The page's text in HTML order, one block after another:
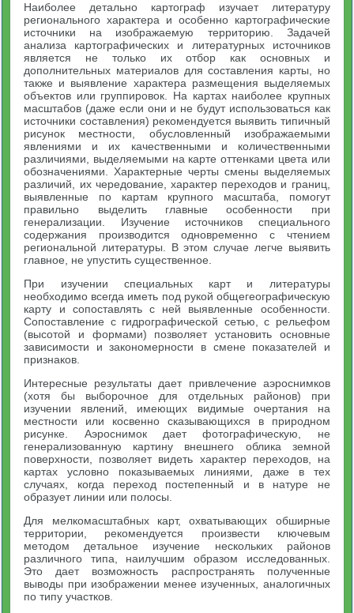
Наиболее детально картограф изучает литературу
регионального характера и особенно картографические
источники на изображаемую территорию. Задачей
анализа картографических и литературных источников
является не только их отбор как основных и
дополнительных материалов для составления карты, но
также и выявление характера размещения выделяемых
объектов или группировок. На картах наиболее крупных
масштабов (даже если они и не будут использоваться как
источники составления) рекомендуется выявить типичный
рисунок местности, обусловленный изображаемыми
явлениями и их качественными и количественными
различиями, выделяемыми на карте оттенками цвета или
обозначениями. Характерные черты смены выделяемых
различий, их чередование, характер переходов и границ,
выявленные по картам крупного масштаба, помогут
правильно выделить главные особенности при
генерализации. Изучение источников специального
содержания производится одновременно с чтением
региональной литературы. В этом случае легче выявить
главное, не упустить существенное.
При изучении специальных карт и литературы
необходимо всегда иметь под рукой общегеографическую
карту и сопоставлять с ней выявленные особенности.
Сопоставление с гидрографической сетью, с рельефом
(высотой и формами) позволяет установить основные
зависимости и закономерности в смене показателей и
признаков.
Интересные результаты дает привлечение аэроснимков
(хотя бы выборочное для отдельных районов) при
изучении явлений, имеющих видимые очертания на
местности или косвенно сказывающихся в природном
рисунке. Аэроснимок дает фотографическую, не
генерализованную картину внешнего облика земной
поверхности, позволяет видеть характер переходов, на
картах условно показываемых линиями, даже в тех
случаях, когда переход постепенный и в натуре не
образует линии или полосы.
Для мелкомасштабных карт, охватывающих обширные
территории, рекомендуется произвести ключевым
методом детальное изучение нескольких районов
различного типа, наилучшим образом исследованных.
Это дает возможность распространять полученные
выводы при изображении менее изученных, аналогичных
по типу участков.